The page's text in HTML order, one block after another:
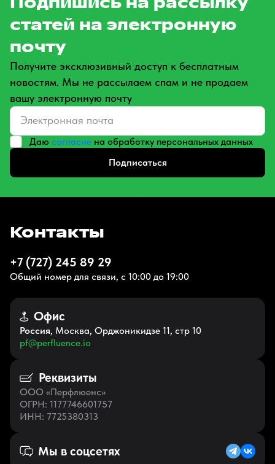
статей на электронную
почту
Получите эксклюзивный доступ к бесплатным
новостям. Мы не рассылаем спам и не продаем
вашу электронную почту
Даю согласие на обработку персональных данных
Подписаться
Контакты
+7 (727) 245 89 29
Общий номер для связи, с 10:00 до 19:00
Офис
Россия, Москва, Орджоникидзе 11, стр 10
pf@perfluence.io
Реквизиты
ООО «Перфлюенс»
ОГРН: 1177746601757
ИНН: 7725380313
Мы в соцсетях